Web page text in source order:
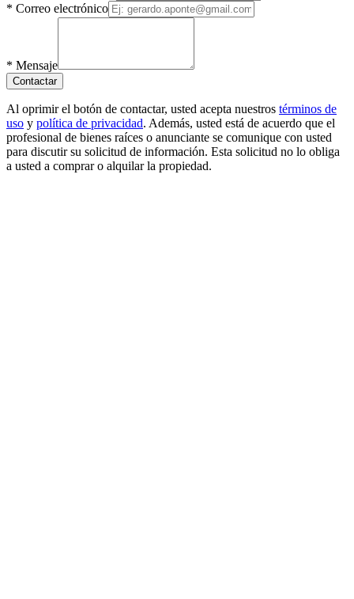
* Correo electrónico
* Mensaje
Contactar
Al oprimir el botón de contactar, usted acepta nuestros términos de
uso y política de privacidad. Además, usted está de acuerdo que el
profesional de bienes raíces o anunciante se comunique con usted
para discutir su solicitud de información. Esta solicitud no lo obliga
a usted a comprar o alquilar la propiedad.